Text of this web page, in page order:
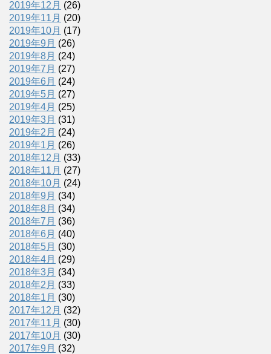
2019年12月 (26)
2019年11月 (20)
2019年10月 (17)
2019年9月 (26)
2019年8月 (24)
2019年7月 (27)
2019年6月 (24)
2019年5月 (27)
2019年4月 (25)
2019年3月 (31)
2019年2月 (24)
2019年1月 (26)
2018年12月 (33)
2018年11月 (27)
2018年10月 (24)
2018年9月 (34)
2018年8月 (34)
2018年7月 (36)
2018年6月 (40)
2018年5月 (30)
2018年4月 (29)
2018年3月 (34)
2018年2月 (33)
2018年1月 (30)
2017年12月 (32)
2017年11月 (30)
2017年10月 (30)
2017年9月 (32)